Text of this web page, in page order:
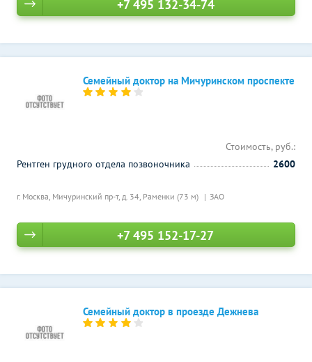
+7 495 132-34-74
Семейный доктор на Мичуринском проспекте
г. Москва, Мичуринский пр-т, д. 34, Раменки (73 м) ЗАО
Стоимость, руб.:
Рентген грудного отдела позвоночника
2600
+7 495 152-17-27
Семейный доктор в проезде Дежнева